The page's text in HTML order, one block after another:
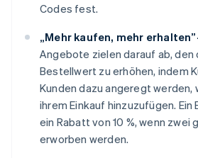
Codes fest.
„Mehr kaufen, mehr
Angebote zielen darauf ab,
Bestellwert zu erhöhen, indem
Kunden dazu angeregt werden,
ihrem Einkauf hinzuzufügen. Ein
ein Rabatt von 10 %, wenn zwei
erworben werden.